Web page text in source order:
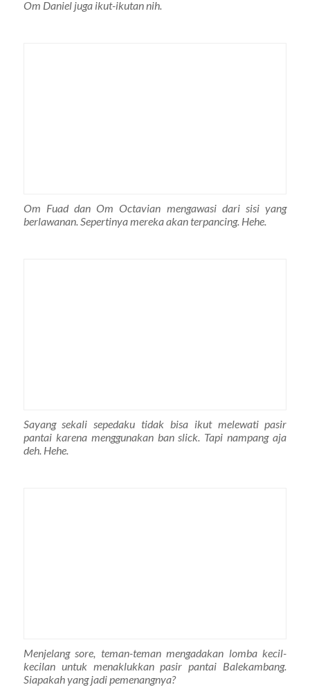
Om Daniel juga ikut-ikutan nih.
Om Fuad dan Om Octavian mengawasi dari sisi yang
berlawanan. Sepertinya mereka akan terpancing. Hehe.
Sayang sekali sepedaku tidak bisa ikut melewati pasir
pantai karena menggunakan ban slick. Tapi nampang aja
deh. Hehe.
Menjelang sore, teman-teman mengadakan lomba kecil-
kecilan untuk menaklukkan pasir pantai Balekambang.
Siapakah yang jadi pemenangnya?